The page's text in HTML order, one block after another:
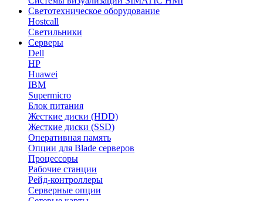
Светотехническое оборудование
Hostcall
Светильники
Серверы
Dell
HP
Huawei
IBM
Supermicro
Блок питания
Жесткие диски (HDD)
Жесткие диски (SSD)
Оперативная память
Опции для Blade серверов
Процессоры
Рабочие станции
Рейд-контроллеры
Серверные опции